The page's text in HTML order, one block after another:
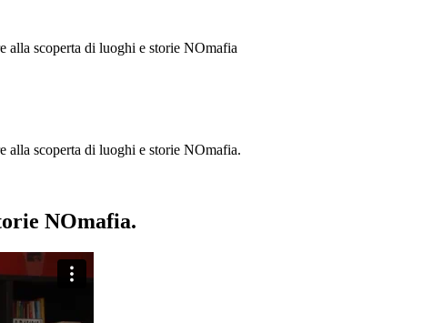
alla scoperta di luoghi e storie NOmafia
alla scoperta di luoghi e storie NOmafia.
NOmafia.